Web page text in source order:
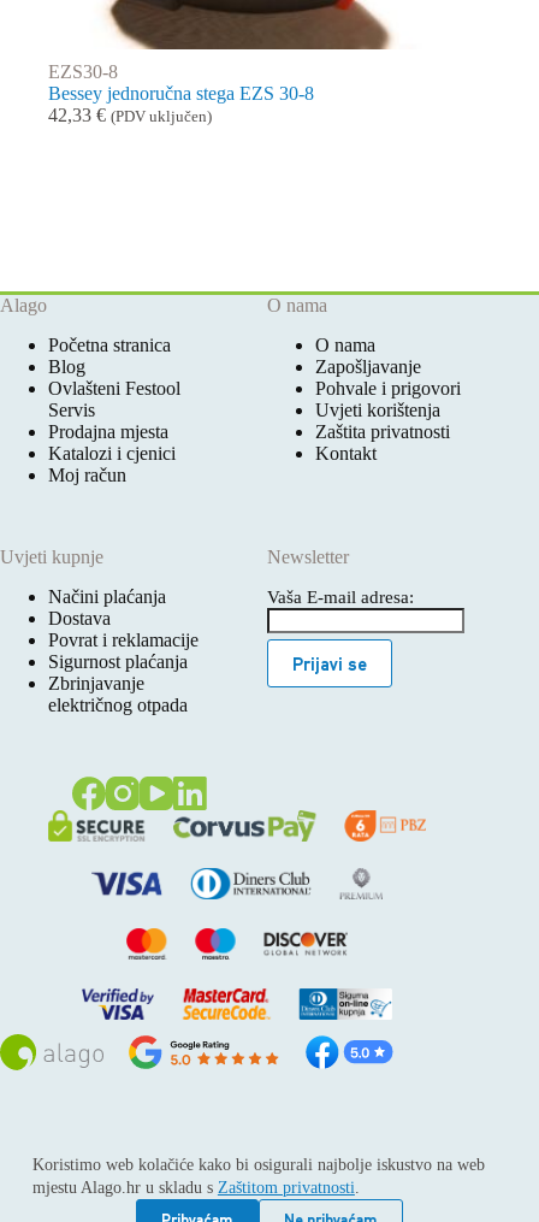
Koristimo web kolačiće kako bi osigurali najbolje iskustvo na web
mjestu Alago.hr u skladu s Zaštitom privatnosti.
EZS30-8
Bessey jednoručna stega EZS 30-8
42,33 € (PDV uključen)
Alago
Početna stranica
Blog
Ovlašteni Festool
Servis
Prodajna mjesta
Katalozi i cjenici
Moj račun
O nama
O nama
Zapošljavanje
Pohvale i prigovori
Uvjeti korištenja
Zaštita privatnosti
Kontakt
Uvjeti kupnje
Načini plaćanja
Dostava
Povrat i reklamacije
Sigurnost plaćanja
Zbrinjavanje
električnog otpada
Newsletter
Vaša E-mail adresa:
Prijavi se
Sva prava pridržana © 2026
Alago
ALAGO d.o.o. trgovina, usluge i zastupanje stranih tvrtki /
Adresa: Horvati 112, 10436 Rakov potok / Telefon: +385 1